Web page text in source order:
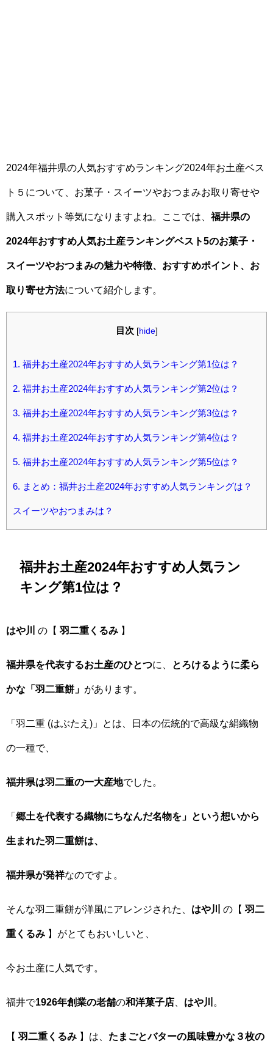
2024年福井県の人気おすすめランキング2024年お土産ベス
ト５について、お菓子・スイーツやおつまみお取り寄せや
購入スポット等気になりますよね。ここでは、福井県の
2024年おすすめ人気お土産ランキングベスト5のお菓子・
スイーツやおつまみの魅力や特徴、おすすめポイント、お
取り寄せ方法について紹介します。
目次 [hide]
1. 福井お土産2024年おすすめ人気ランキング第1位は？
2. 福井お土産2024年おすすめ人気ランキング第2位は？
3. 福井お土産2024年おすすめ人気ランキング第3位は？
4. 福井お土産2024年おすすめ人気ランキング第4位は？
5. 福井お土産2024年おすすめ人気ランキング第5位は？
6. まとめ：福井お土産2024年おすすめ人気ランキングは？
スイーツやおつまみは？
福井お土産2024年おすすめ人気ラン
キング第1位は？
はや川 の【 羽二重くるみ 】
福井県を代表するお土産のひとつに、 とろけるように柔ら
かな「羽二重餅」 があります。
「羽二重 (はぶたえ)」とは、日本の伝統的で高級な絹織物
の一種で、
福井県は羽二重の一大産地でした。
「 郷土を代表する織物にちなんだ名物を」という想いから
生まれた羽二重餅は、
福井県が発祥なのですよ。
そんな羽二重餅が洋風にアレンジされた、 はや川 の【 羽二
重くるみ 】がとてもおいしいと、
今お土産に人気です。
福井で1926年創業の老舗の和洋菓子店 はや川
【 羽二重くるみ 】は、 たまごとバターの風味豊かな３枚の